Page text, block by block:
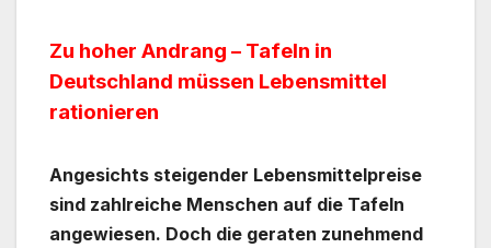
Zu hoher Andrang – Tafeln in
Deutschland müssen Lebensmittel
rationieren
Angesichts steigender Lebensmittelpreise
sind zahlreiche Menschen auf die Tafeln
angewiesen. Doch die geraten zunehmend